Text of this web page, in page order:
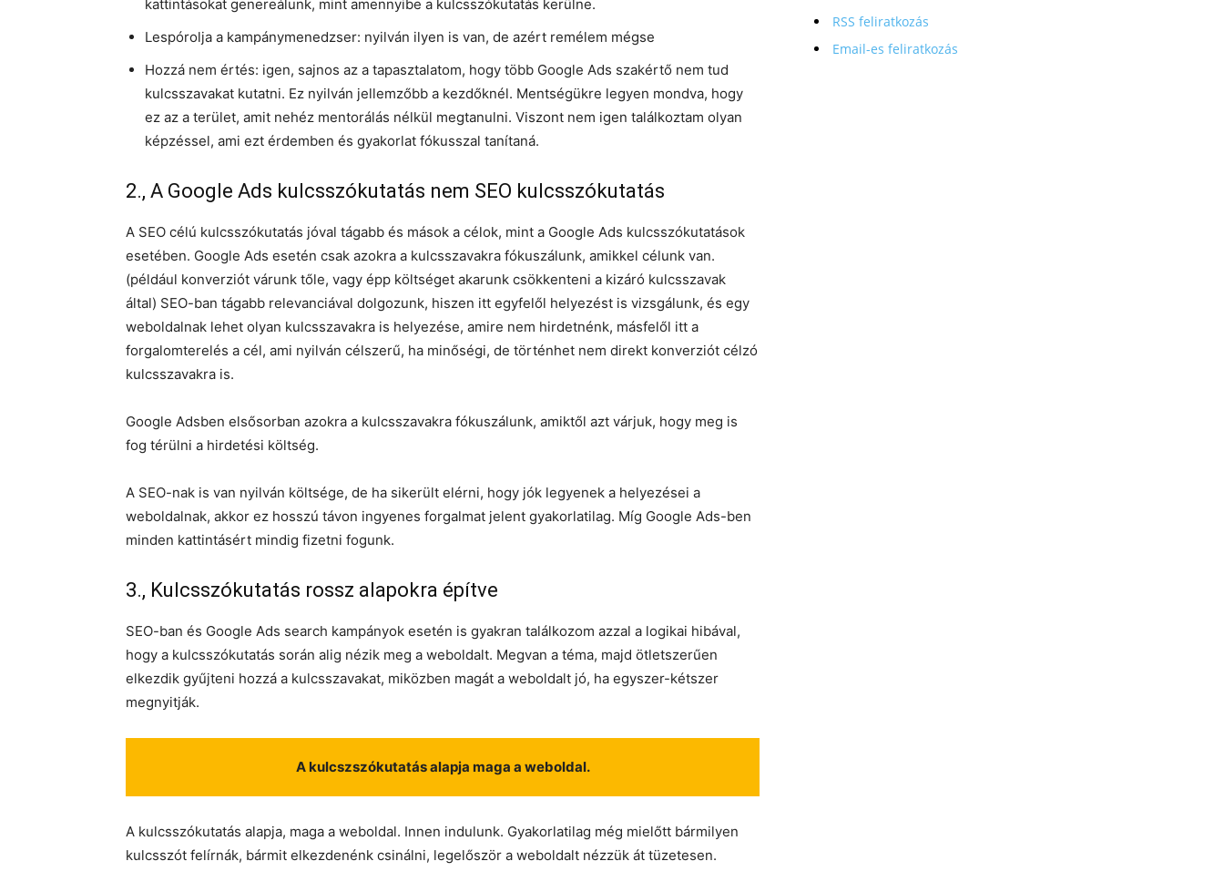
kattintásokat genereálunk, mint amennyibe a kulcsszókutatás kerülne.
Lespórolja a kampánymenedzser: nyilván ilyen is van, de azért remélem mégse
Hozzá nem értés: igen, sajnos az a tapasztalatom, hogy több Google Ads szakértő nem tud
kulcsszavakat kutatni. Ez nyilván jellemzőbb a kezdőknél. Mentségükre legyen mondva, hogy
ez az a terület, amit nehéz mentorálás nélkül megtanulni. Viszont nem igen találkoztam olyan
képzéssel, ami ezt érdemben és gyakorlat fókusszal tanítaná.
2., A Google Ads kulcsszókutatás nem SEO kulcsszókutatás
A SEO célú kulcsszókutatás jóval tágabb és mások a célok, mint a Google Ads kulcsszókutatások
esetében. Google Ads esetén csak azokra a kulcsszavakra fókuszálunk, amikkel célunk van.
(például konverziót várunk tőle, vagy épp költséget akarunk csökkenteni a kizáró kulcsszavak
által) SEO-ban tágabb relevanciával dolgozunk, hiszen itt egyfelől helyezést is vizsgálunk, és egy
weboldalnak lehet olyan kulcsszavakra is helyezése, amire nem hirdetnénk, másfelől itt a
forgalomterelés a cél, ami nyilván célszerű, ha minőségi, de történhet nem direkt konverziót célzó
kulcsszavakra is.
Google Adsben elsősorban azokra a kulcsszavakra fókuszálunk, amiktől azt várjuk, hogy meg is
fog térülni a hirdetési költség.
A SEO-nak is van nyilván költsége, de ha sikerült elérni, hogy jók legyenek a helyezései a
weboldalnak, akkor ez hosszú távon ingyenes forgalmat jelent gyakorlatilag. Míg Google Ads-ben
minden kattintásért mindig fizetni fogunk.
3., Kulcsszókutatás rossz alapokra építve
SEO-ban és Google Ads search kampányok esetén is gyakran találkozom azzal a logikai hibával,
hogy a kulcsszókutatás során alig nézik meg a weboldalt. Megvan a téma, majd ötletszerűen
elkezdik gyűjteni hozzá a kulcsszavakat, miközben magát a weboldalt jó, ha egyszer-kétszer
megnyitják.
A kulcszszókutatás alapja maga a weboldal.
A kulcsszókutatás alapja, maga a weboldal. Innen indulunk. Gyakorlatilag még mielőtt bármilyen
kulcsszót felírnák, bármit elkezdenénk csinálni, legelőször a weboldalt nézzük át tüzetesen.
RSS feliratkozás
Email-es feliratkozás